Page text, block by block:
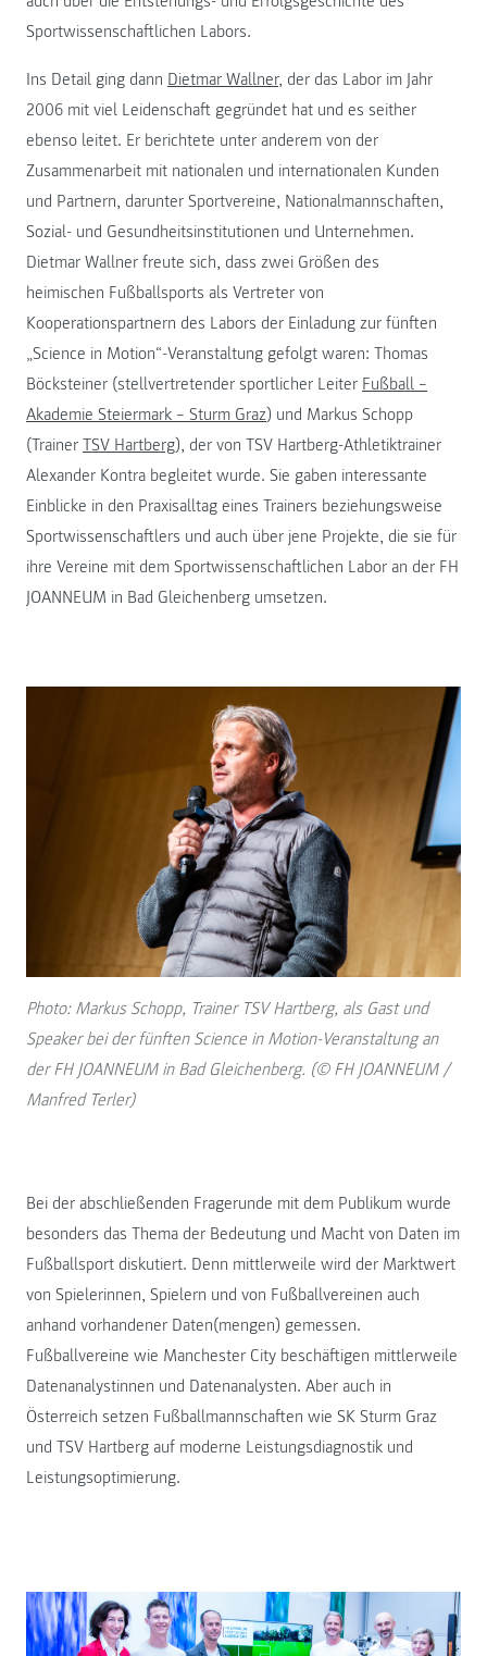
Sportwissenschaftlichen Labors.
Ins Detail ging dann Dietmar Wallner, der das Labor im Jahr
2006 mit viel Leidenschaft gegründet hat und es seither
ebenso leitet. Er berichtete unter anderem von der
Zusammenarbeit mit nationalen und internationalen Kunden
und Partnern, darunter Sportvereine, Nationalmannschaften,
Sozial- und Gesundheitsinstitutionen und Unternehmen.
Dietmar Wallner freute sich, dass zwei Größen des
heimischen Fußballsports als Vertreter von
Kooperationspartnern des Labors der Einladung zur fünften
„Science in Motion“-Veranstaltung gefolgt waren: Thomas
Böcksteiner (stellvertretender sportlicher Leiter Fußball –
Akademie Steiermark – Sturm Graz) und Markus Schopp
(Trainer TSV Hartberg), der von TSV Hartberg-Athletiktrainer
Alexander Kontra begleitet wurde. Sie gaben interessante
Einblicke in den Praxisalltag eines Trainers beziehungsweise
Sportwissenschaftlers und auch über jene Projekte, die sie für
ihre Vereine mit dem Sportwissenschaftlichen Labor an der FH
JOANNEUM in Bad Gleichenberg umsetzen.
Photo: Markus Schopp, Trainer TSV Hartberg, als Gast und
Speaker bei der fünften Science in Motion-Veranstaltung an
der FH JOANNEUM in Bad Gleichenberg. (© FH JOANNEUM /
Manfred Terler)
Bei der abschließenden Fragerunde mit dem Publikum wurde
besonders das Thema der Bedeutung und Macht von Daten im
Fußballsport diskutiert. Denn mittlerweile wird der Marktwert
von Spielerinnen, Spielern und von Fußballvereinen auch
anhand vorhandener Daten(mengen) gemessen.
Fußballvereine wie Manchester City beschäftigen mittlerweile
Datenanalystinnen und Datenanalysten. Aber auch in
Österreich setzen Fußballmannschaften wie SK Sturm Graz
und TSV Hartberg auf moderne Leistungsdiagnostik und
Leistungsoptimierung.